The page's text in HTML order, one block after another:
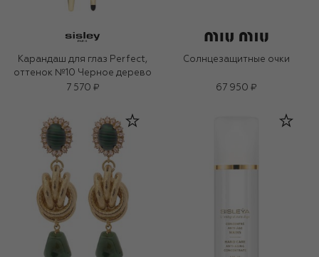
Карандаш для глаз Perfect,
оттенок №10 Черное дерево
7 570 ₽
Солнцезащитные очки
67 950 ₽